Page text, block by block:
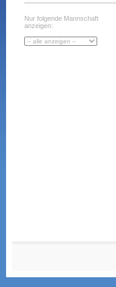
Nur folgende Mannschaft
anzeigen: